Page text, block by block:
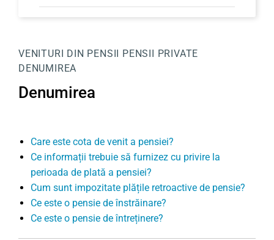
VENITURI DIN PENSII PENSII PRIVATE
DENUMIREA
Denumirea
Care este cota de venit a pensiei?
Ce informații trebuie să furnizez cu privire la
perioada de plată a pensiei?
Cum sunt impozitate plățile retroactive de pensie?
Ce este o pensie de înstrăinare?
Ce este o pensie de întreținere?